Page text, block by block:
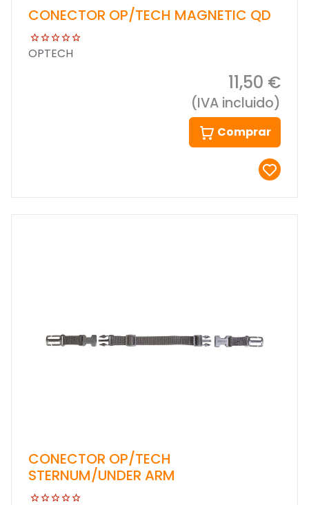
CONECTOR OP/TECH MAGNETIC QD
OPTECH
11,50 €
(IVA incluido)
Comprar
CONECTOR OP/TECH
STERNUM/UNDER ARM